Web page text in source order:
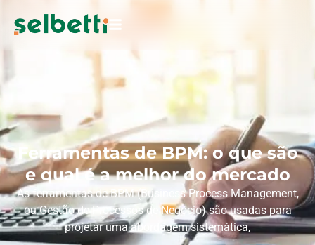
Ferramentas de BPM: o que são
e qual é a melhor do mercado
As ferramentas de BPM (Business Process Management,
ou Gestão de Processos de Negócio) são usadas para
projetar uma abordagem sistemática,